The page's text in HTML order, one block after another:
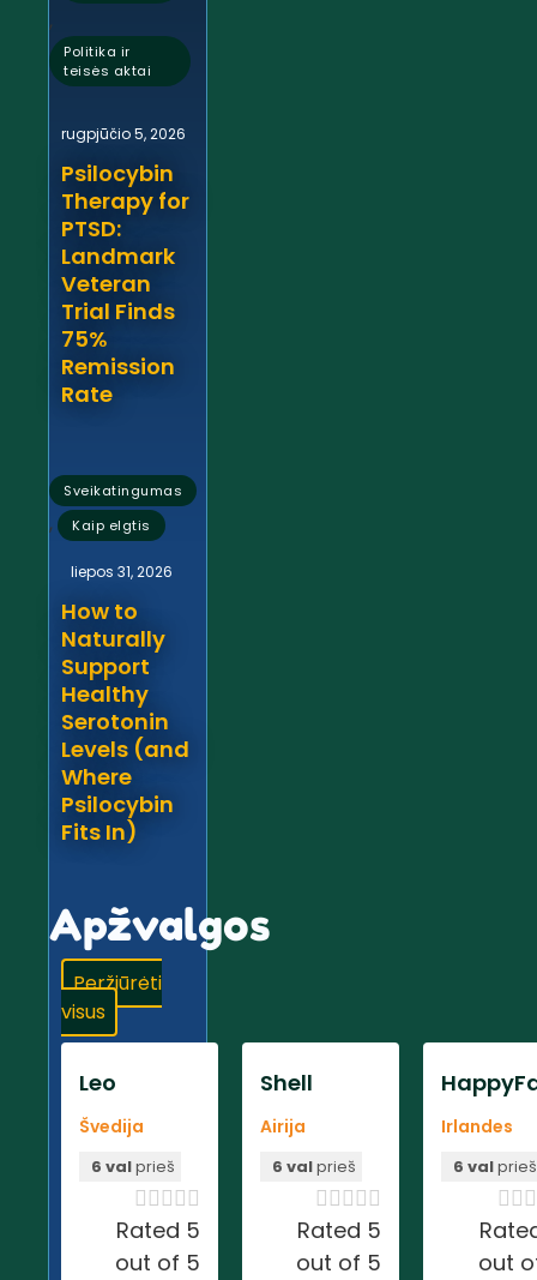
,
Politika ir
teisės aktai
rugpjūčio 5, 2026
Psilocybin
Therapy for
PTSD:
Landmark
Veteran
Trial Finds
75%
Remission
Rate
Sveikatingumas
, Kaip elgtis
liepos 31, 2026
How to
Naturally
Support
Healthy
Serotonin
Levels (and
Where
Psilocybin
Fits In)
Apžvalgos
Peržiūrėti
visus
Leo
Švedija
6 valprieš

Rated 5
out of 5
Shell
Airija
6 valprieš

Rated 5
out of 5
Irlandes
6 valprieš

out